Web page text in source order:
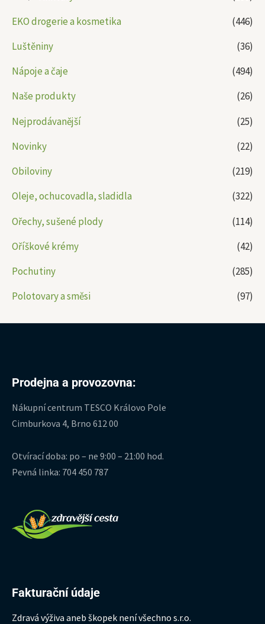
EKO drogerie a kosmetika
(446)
Luštěniny
(36)
Nápoje a čaje
(494)
Naše produkty
(26)
Nejprodávanější
(25)
Novinky
(22)
Obiloviny
(219)
Oleje, ochucovadla, sladidla
(322)
Ořechy, sušené plody
(114)
Oříškové krémy
(42)
Pochutiny
(285)
Polotovary a směsi
(97)
Prodejna a provozovna:
Nákupní centrum TESCO Královo Pole
Cimburkova 4, Brno 612 00
Otvírací doba: po – ne 9:00 – 21:00 hod.
Pevná linka: 704 450 787
Fakturační údaje
Zdravá výživa aneb škopek není všechno s.r.o.